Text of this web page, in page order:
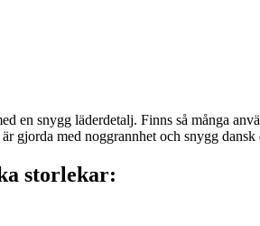
en snygg läderdetalj. Finns så många
gjorda med noggrannhet och snygg dansk
storlekar: